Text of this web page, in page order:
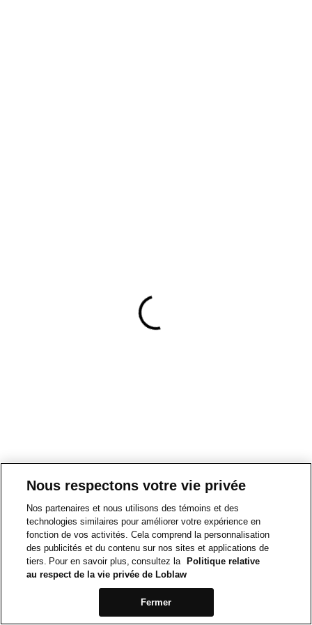
Nous respectons votre vie privée
Nos partenaires et nous utilisons des témoins et des
technologies similaires pour améliorer votre expérience en
fonction de vos activités. Cela comprend la personnalisation
des publicités et du contenu sur nos sites et applications de
tiers. Pour en savoir plus, consultez la
Politique relative
au respect de la vie privée de Loblaw
Fermer